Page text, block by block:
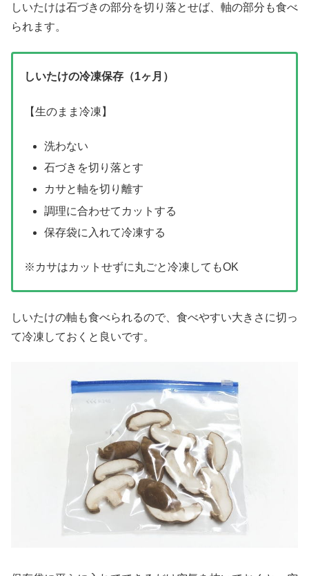
しいたけは石づきの部分を切り落とせば、軸の部分も食べ
られます。
しいたけの冷凍保存（1ヶ月）
【生のまま冷凍】
洗わない
石づきを切り落とす
カサと軸を切り離す
調理に合わせてカットする
保存袋に入れて冷凍する
※カサはカットせずに丸ごと冷凍してもOK
しいたけの軸も食べられるので、食べやすい大きさに切っ
て冷凍しておくと良いです。